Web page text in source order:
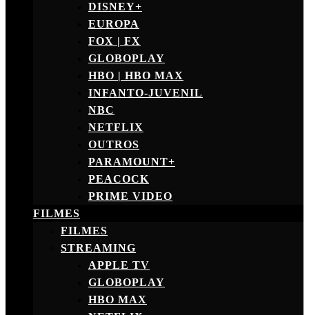
DISNEY+
EUROPA
FOX | FX
GLOBOPLAY
HBO | HBO MAX
INFANTO-JUVENIL
NBC
NETFLIX
OUTROS
PARAMOUNT+
PEACOCK
PRIME VIDEO
FILMES
FILMES
STREAMING
APPLE TV
GLOBOPLAY
HBO MAX